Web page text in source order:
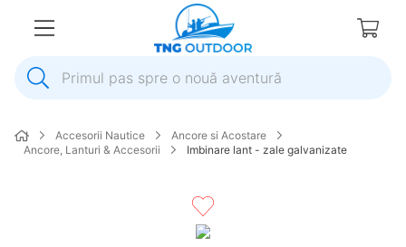
Primul pas spre o nouă aventură
2.
colac salvare
Accesorii Nautice
Ancore si Acostare
Ancore, Lanturi & Accesorii
Imbinare lant - zale galvanizate